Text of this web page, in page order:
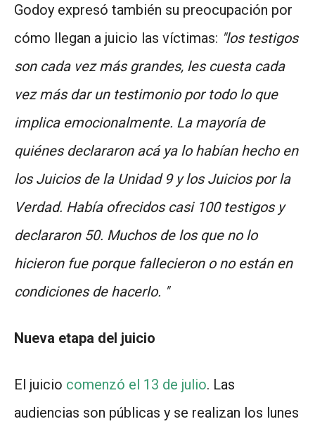
Godoy expresó también su preocupación por
cómo llegan a juicio las víctimas: "los testigos
son cada vez más grandes, les cuesta cada
vez más dar un testimonio por todo lo que
implica emocionalmente. La mayoría de
quiénes declararon acá ya lo habían hecho en
los Juicios de la Unidad 9 y los Juicios por la
Verdad. Había ofrecidos casi 100 testigos y
declararon 50. Muchos de los que no lo
hicieron fue porque fallecieron o no están en
condiciones de hacerlo. "
Nueva etapa del juicio
El juicio comenzó el 13 de julio. Las
audiencias son públicas y se realizan los lunes